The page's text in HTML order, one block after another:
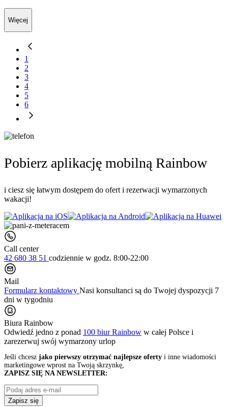
Więcej
1
2
3
4
5
6
Pobierz aplikację mobilną Rainbow
i ciesz się łatwym dostępem do ofert i rezerwacji wymarzonych
wakacji!
Call center
42 680 38 51 codziennie w godz. 8:00-22:00
Mail
Formularz kontaktowy Nasi konsultanci są do Twojej dyspozycji 7
dni w tygodniu
Biura Rainbow
Odwiedź jedno z ponad 100 biur Rainbow w całej Polsce i
zarezerwuj swój wymarzony urlop
Jeśli chcesz jako pierwszy otrzymać najlepsze oferty i inne wiadomości
marketingowe wprost na Twoją skrzynkę,
ZAPISZ SIĘ NA NEWSLETTER:
Zapisz się